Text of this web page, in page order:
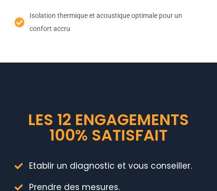
Isolation thermique et acoustique optimale pour un
confort accru
LES 12 ENGAGEMENTS
100% SATISFAIT
Etablir un diagnostic et vous conseiller.
Prendre des mesures.